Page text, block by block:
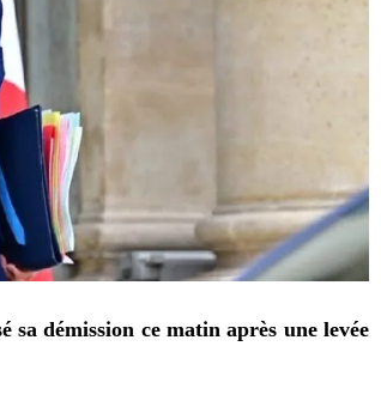
démission ce matin après une levée